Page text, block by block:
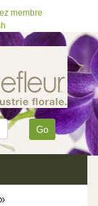
membre
Go
»